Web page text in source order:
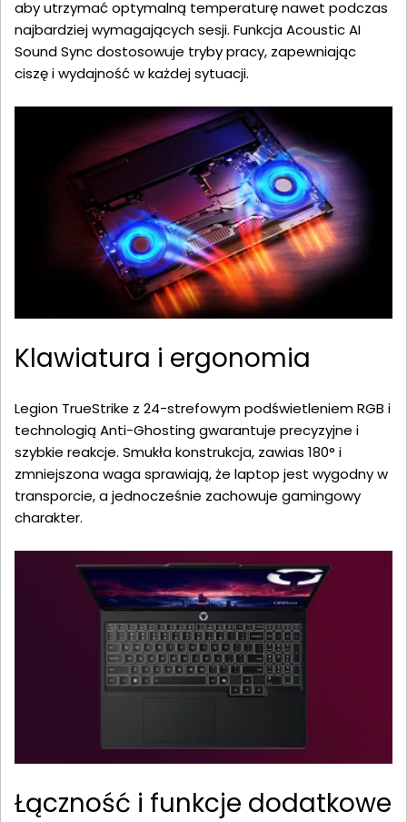
aby utrzymać optymalną temperaturę nawet podczas
najbardziej wymagających sesji. Funkcja Acoustic AI
Sound Sync dostosowuje tryby pracy, zapewniając
ciszę i wydajność w każdej sytuacji.
Klawiatura i ergonomia
Legion TrueStrike z 24-strefowym podświetleniem RGB i
technologią Anti-Ghosting gwarantuje precyzyjne i
szybkie reakcje. Smukła konstrukcja, zawias 180° i
zmniejszona waga sprawiają, że laptop jest wygodny w
transporcie, a jednocześnie zachowuje gamingowy
charakter.
Łączność i funkcje dodatkowe